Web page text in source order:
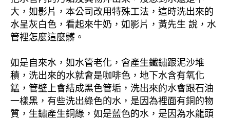
大，如影片，本公司改用特殊工法，這時洗出來的
水呈灰白色，看起來牛奶，如影片，黃先生 說，水
管裡怎麼這麼髒。
如是自來水，如水管老化，會產生鐵鏽跟泥沙堆
積，洗出來的水就會是咖啡色，地下水含有氧化
錳，管壁上會結成黑色管垢，洗出來的水會跟石油
一樣黑，有些洗出綠色的水，是因為裡面有銅的物
質，生鏽產生銅綠，如是藍色的水，是因為水龍頭